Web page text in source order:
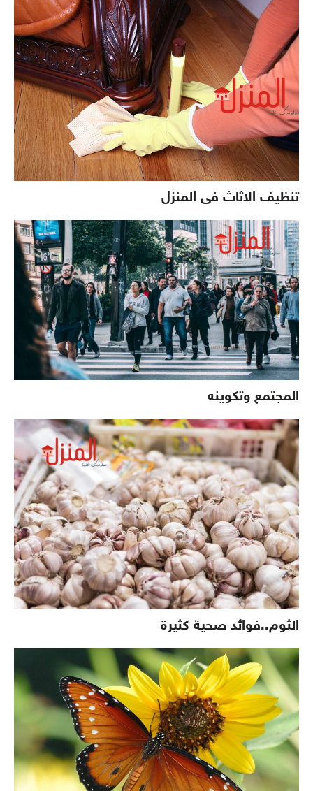
تنظيف الاثاث فى المنزل
المجتمع وتكوينه
الثوم..فوائد صحية كثيرة